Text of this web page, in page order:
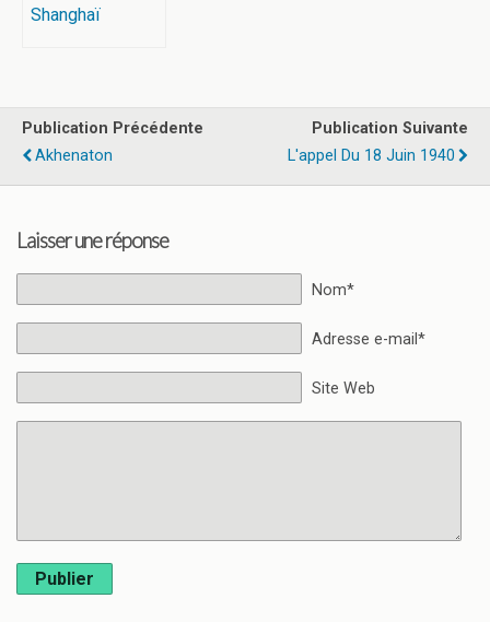
Shanghaï
Publication Précédente
Akhenaton
Publication Suivante
L'appel Du 18 Juin 1940
Laisser une réponse
Nom*
Adresse e-mail*
Site Web
Publier